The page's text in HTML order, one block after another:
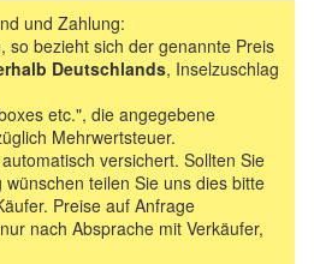
und Zahlung:
so bezieht sich der genannte Preis
Deutschlands, Inselzuschlag
etc.", die angegebene
Mehrwertsteuer.
versichert. Sollten Sie
teilen Sie uns dies bitte
Preise auf Anfrage
nach Absprache mit Verkäufer,